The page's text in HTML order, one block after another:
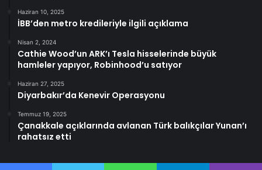
Haziran 10, 2025
İBB’den metro kredileriyle ilgili açıklama
Nisan 2, 2024
Cathie Wood’un ARK’ı Tesla hisselerinde büyük
hamleler yapıyor, Robinhood’u satıyor
Haziran 27, 2025
Diyarbakır’da Kenevir Operasyonu
Temmuz 19, 2025
Çanakkale açıklarında avlanan Türk balıkçılar Yunan’ı
rahatsız etti